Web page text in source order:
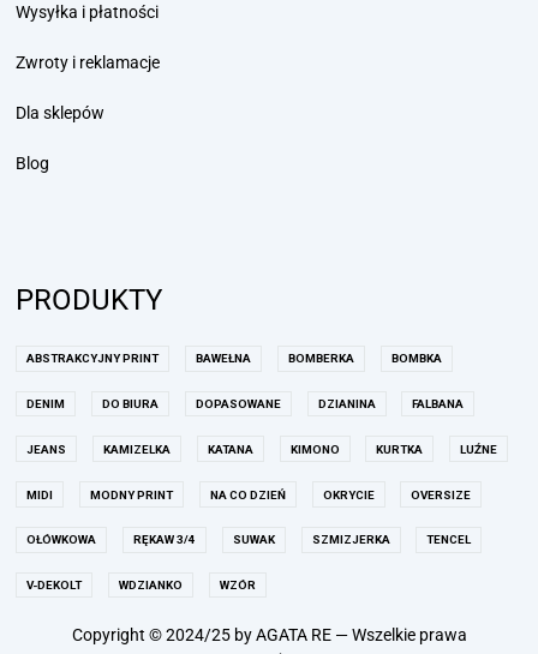
Wysyłka i płatności
Zwroty i reklamacje
Dla sklepów
Blog
PRODUKTY
ABSTRAKCYJNY PRINT BAWEŁNA BOMBERKA BOMBKA
DENIM DO BIURA DOPASOWANE DZIANINA FALBANA
JEANS KAMIZELKA KATANA KIMONO KURTKA LUŹNE
MIDI MODNY PRINT NA CO DZIEŃ OKRYCIE OVERSIZE
OŁÓWKOWA RĘKAW 3/4 SUWAK SZMIZJERKA TENCEL
V-DEKOLT WDZIANKO WZÓR
Copyright © 2024/25 by AGATA RE — Wszelkie prawa